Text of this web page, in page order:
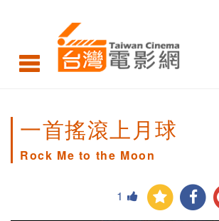
一首搖滾上月球
Rock Me to the Moon
1